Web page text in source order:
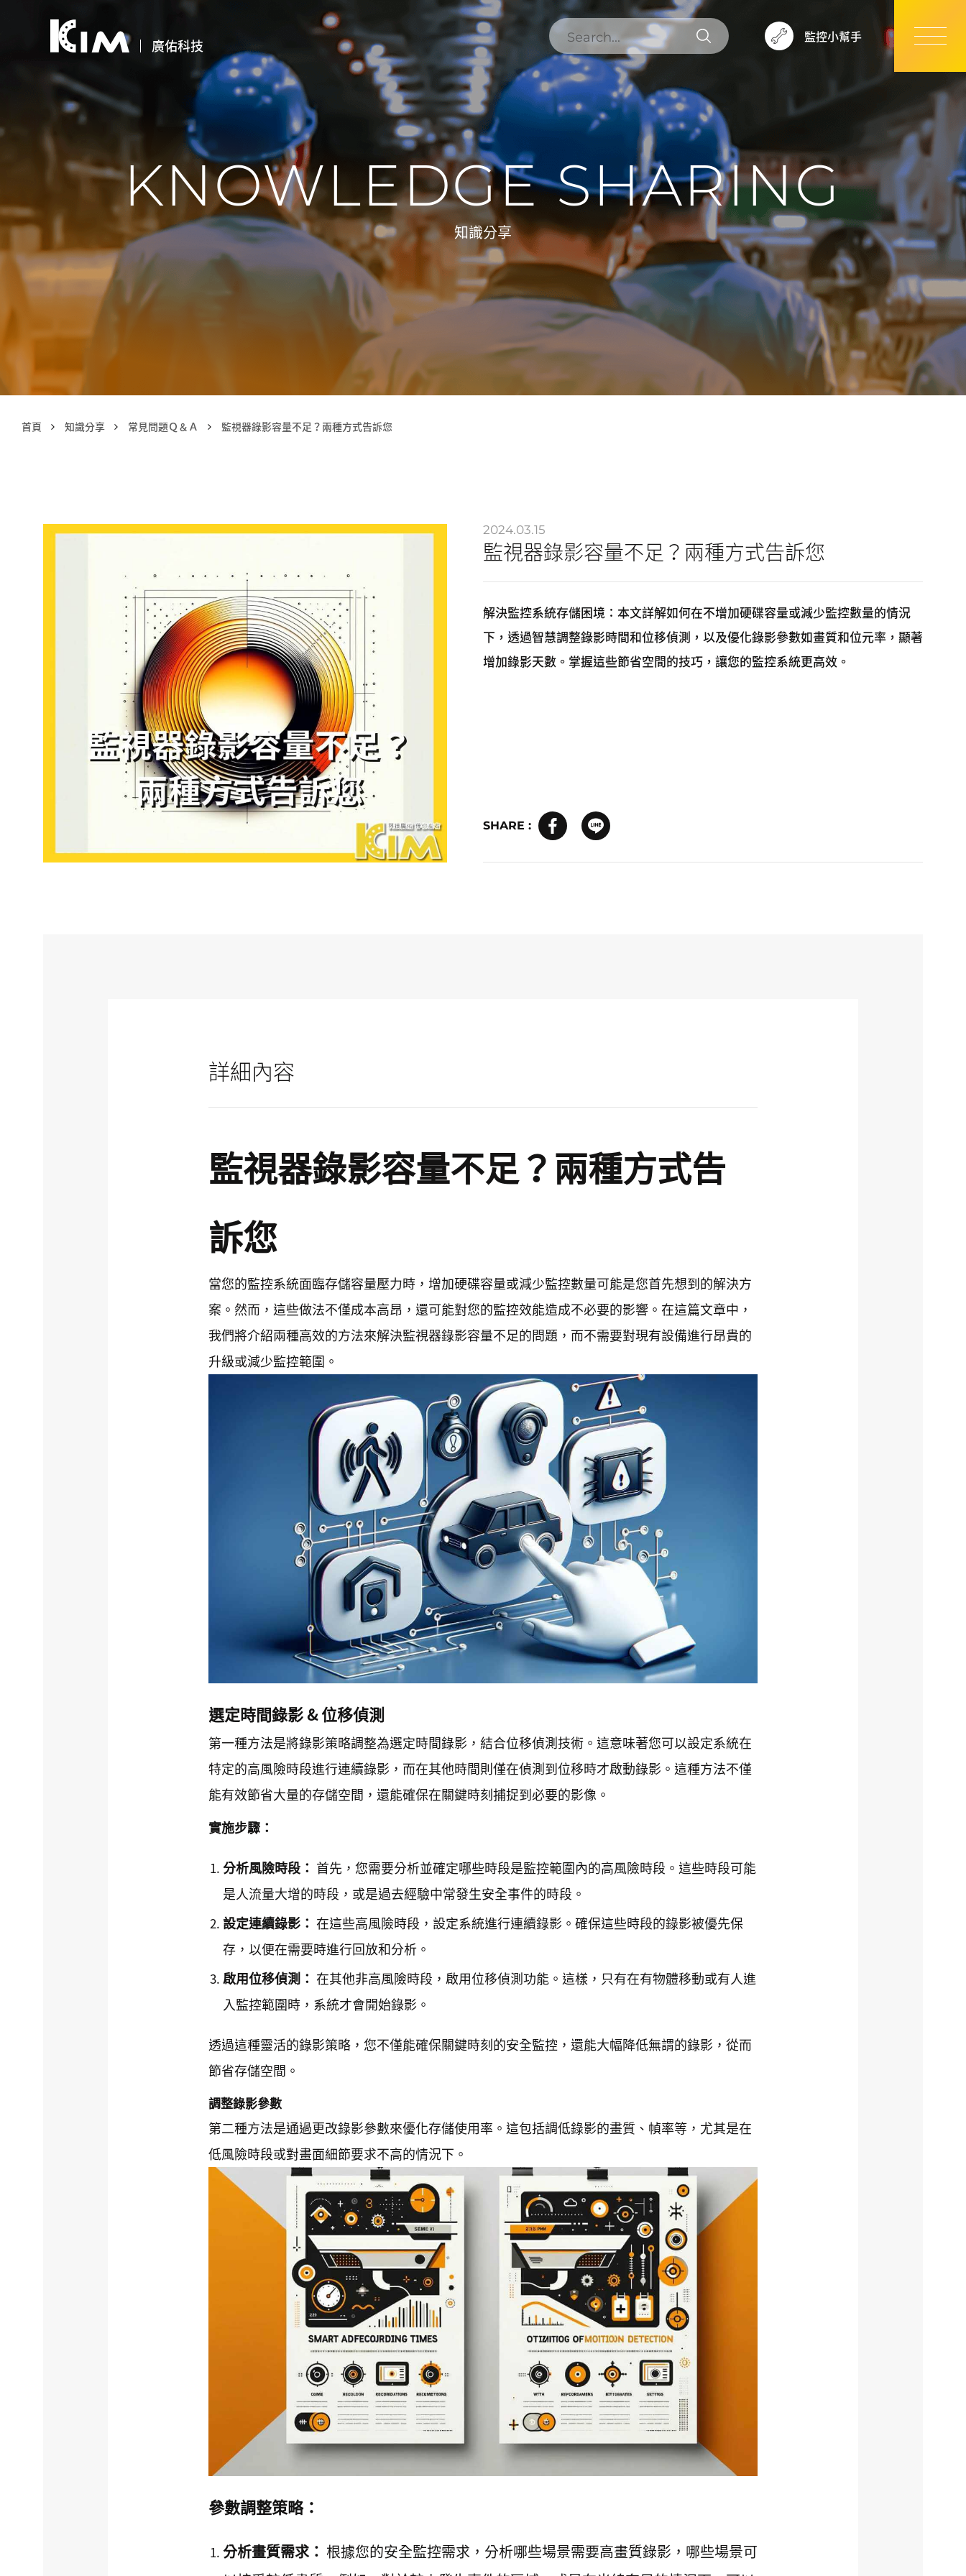
廣佑科技 監控小幫手
KNOWLEDGE SHARING
知識分享
首頁 知識分享 常見問題Ｑ＆Ａ 監視器錄影容量不足？兩種方式告訴您
2024.03.15
監視器錄影容量不足？兩種方式告訴您
解決監控系統存儲困境：本文詳解如何在不增加硬碟容量或減少監控數量的情況
下，透過智慧調整錄影時間和位移偵測，以及優化錄影參數如畫質和位元率，顯著
增加錄影天數。掌握這些節省空間的技巧，讓您的監控系統更高效。
SHARE :
詳細內容
監視器錄影容量不足？兩種方式告
訴您
當您的監控系統面臨存儲容量壓力時，增加硬碟容量或減少監控數量可能是您首先想到的解決方
案。然而，這些做法不僅成本高昂，還可能對您的監控效能造成不必要的影響。在這篇文章中，
我們將介紹兩種高效的方法來解決監視器錄影容量不足的問題，而不需要對現有設備進行昂貴的
升級或減少監控範圍。
選定時間錄影 & 位移偵測
第一種方法是將錄影策略調整為選定時間錄影，結合位移偵測技術。這意味著您可以設定系統在
特定的高風險時段進行連續錄影，而在其他時間則僅在偵測到位移時才啟動錄影。這種方法不僅
能有效節省大量的存儲空間，還能確保在關鍵時刻捕捉到必要的影像。
實施步驟：
分析風險時段： 首先，您需要分析並確定哪些時段是監控範圍內的高風險時段。這些時段可能
是人流量大增的時段，或是過去經驗中常發生安全事件的時段。
設定連續錄影： 在這些高風險時段，設定系統進行連續錄影。確保這些時段的錄影被優先保
存，以便在需要時進行回放和分析。
啟用位移偵測： 在其他非高風險時段，啟用位移偵測功能。這樣，只有在有物體移動或有人進
入監控範圍時，系統才會開始錄影。
透過這種靈活的錄影策略，您不僅能確保關鍵時刻的安全監控，還能大幅降低無謂的錄影，從而
節省存儲空間。
調整錄影參數
第二種方法是通過更改錄影參數來優化存儲使用率。這包括調低錄影的畫質、幀率等，尤其是在
低風險時段或對畫面細節要求不高的情況下。
參數調整策略：
分析畫質需求： 根據您的安全監控需求，分析哪些場景需要高畫質錄影，哪些場景可